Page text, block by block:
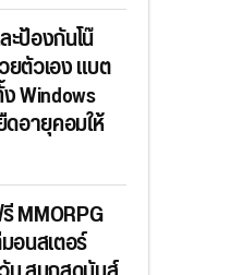
ป้องกันโน๊
ตัวเอง แบต
Windows
อายุคอมให้
MMORPG
อนสเตอร์